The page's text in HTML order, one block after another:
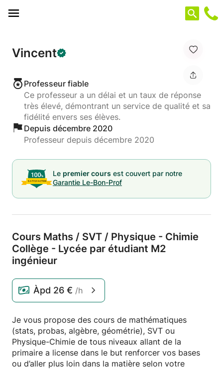
Vincent
Professeur fiable
Ce professeur a un délai et un taux de réponse
très élevé, démontrant un service de qualité et sa
fidélité envers ses élèves.
Depuis décembre 2020
Professeur depuis décembre 2020
Le premier cours est couvert par notre
Garantie Le-Bon-Prof
Cours Maths / SVT / Physique - Chimie
Collège - Lycée par étudiant M2
ingénieur
Àpd 26 € /h
Je vous propose des cours de mathématiques
(stats, probas, algèbre, géométrie), SVT ou
Physique-Chimie de tous niveaux allant de la
primaire a license dans le but renforcer vos bases
ou d’aller plus loin dans la matière selon votre